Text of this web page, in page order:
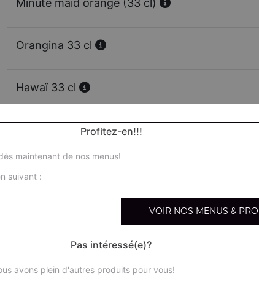
Minute maid orange (33 cl)
Orangina 33 cl
Hawaï 33 cl
Ice tea (33 cl)
Minut maid orange 33 cl
Minute maid pomme 33 cl
Profitez-en!!!
maintenant de nos menus!
suivant :
VOIR NOS MENUS &
Pas intéressé(e)?
avons plein d'autres produits pour vous!